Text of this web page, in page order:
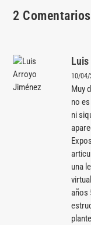
2 Comentarios
10/04/
Muy
no
ni
una
años